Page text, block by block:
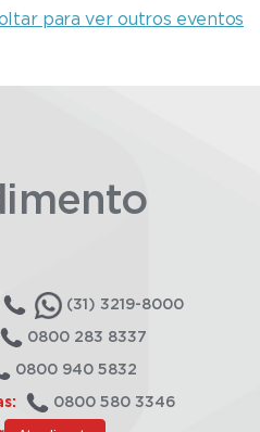
para ver outros eventos
(31) 3219-8000
0800 283 8337
0800 940 5832
0800 580 3346